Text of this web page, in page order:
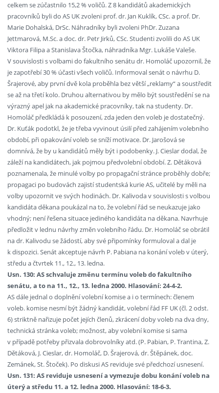
celkem se zúčastnilo 15,2 % voličů. Z 8 kandidátů akademických
pracovníků byli do AS UK zvoleni prof. dr. Jan Kuklík, CSc. a prof. Dr.
Marie Dohalská, DrSc. Náhradníky byli zvoleni PhDr. Zuzana
Jettmarová, M.Sc. a doc. dr. Petr Jirků, CSc. Studenti zvolili do AS UK
Viktora Filipa a Stanislava Štočka, náhradníka Mgr. Lukáše Valeše.
V souvislosti s volbami do fakultního senátu dr. Homoláč upozornil, že
je zapotřebí 30 % účasti všech voličů. Informoval senát o návrhu D.
Šrajerové, aby první dvě kola proběhla bez větší „reklamy“ a soustředit
se až na třetí kolo. Druhou alternativou by mělo být soustředění se na
výrazný apel jak na akademické pracovníky, tak na studenty. Dr.
Homoláč předkládá k posouzení, zda jeden den voleb je dostatečný.
Dr. Kuťák podotkl, že je třeba vyvinout úsilí před zahájením volebního
období, při opakování voleb se sníží motivace. Dr. Jarošová se
domnívá, že by u kandidátů měly být i podobenky. J. Cieslar dodal, že
záleží na kandidátech, jak pojmou předvolební období. Z. Dětáková
poznamenala, že minulé volby po propagační stránce proběhly dobře;
propagaci po budovách zajistí studentská kurie AS, učitelé by měli na
volby upozornit ve svých hodinách. Dr. Kalivoda v souvislosti s volbou
kandidáta děkana poukázal na to, že volební řád se neukazuje jako
vhodný; není řešena situace jediného kandidáta na děkana. Navrhuje
předložit v lednu návrhy změn volebního řádu. Dr. Homoláč se obrátil
na dr. Kalivodu se žádostí, aby své připomínky formuloval a dal je
k dispozici. Senát akceptuje návrh P. Pabiana na konání voleb v úterý,
středu a čtvrtek 11., 12., 13. ledna.
Usn. 130: AS schvaluje změnu termínu voleb do fakultního
senátu, a to na 11., 12., 13. ledna 2000. Hlasování: 24-4-2.
AS dále jednal o doplnění volební komise a i o termínech: členem
voleb. komise nesmí být žádný kandidát, volební řád FF UK (čl. 2 odst.
6) striktně nařizuje počet jejích členů, zkrácení doby voleb na dva dny,
technická stránka voleb; možnost, aby volební komise si sama
v případě potřeby přizvala dobrovolníky atd. (P. Pabian, P. Trantina, Z.
Dětáková, J. Cieslar, dr. Homoláč, D. Šrajerová, dr. Štěpánek, doc.
Zemánek, St. Štoček). Po diskusi AS reviduje své předchozí usnesení.
Usn. 131: AS reviduje usnesení a vymezuje dobu konání voleb na
úterý a středu 11. a 12. ledna 2000. Hlasování: 18-6-3.